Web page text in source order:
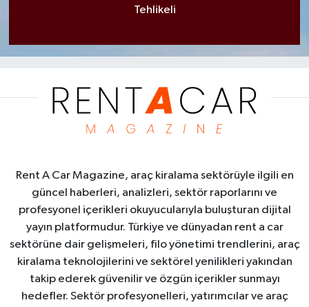
Tehlikeli
Rent A Car Magazine, araç kiralama sektörüyle ilgili en
güncel haberleri, analizleri, sektör raporlarını ve
profesyonel içerikleri okuyucularıyla buluşturan dijital
yayın platformudur. Türkiye ve dünyadan rent a car
sektörüne dair gelişmeleri, filo yönetimi trendlerini, araç
kiralama teknolojilerini ve sektörel yenilikleri yakından
takip ederek güvenilir ve özgün içerikler sunmayı
hedefler. Sektör profesyonelleri, yatırımcılar ve araç